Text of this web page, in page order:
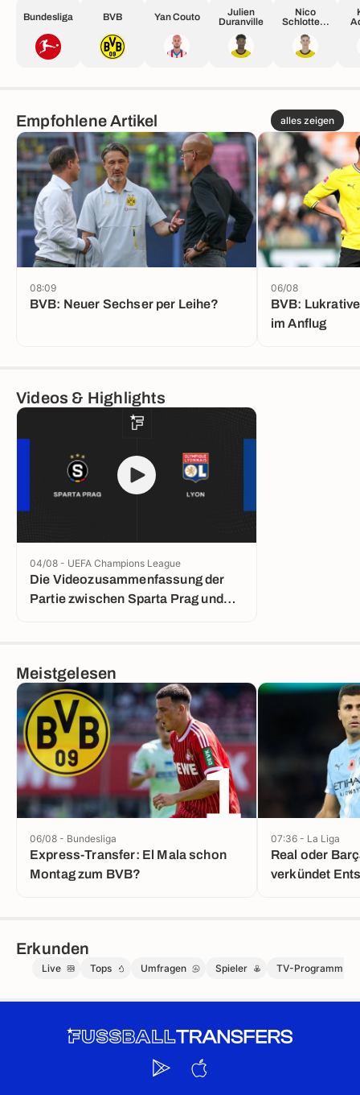
Bundesliga BVB Yan Couto
Julien
Duranville
Nico
Schlotterb
eck
Empfohlene Artikel alles zeigen
BVB: Neuer Sechser per Leihe?
08:09
BVB:
im Anflug
06/08
Videos & Highlights
Die Videozusammenfassung der
Partie zwischen Sparta Prag und
04/08 - UEFA Champions League
Meistgelesen
1
Express-Transfer: El Mala schon
Montag zum BVB?
06/08 - Bundesliga
Real oder
verkündet
07:36 - La Liga
Erkunden
Live Tops Umfragen Spieler TV-Programm